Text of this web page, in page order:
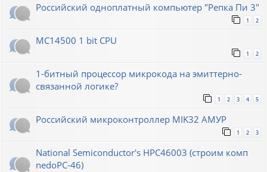
Российский одноплатный компьютер "Репка Пи 3"
1 2
MC14500 1 bit CPU
1 2
1-битный процессор микрокода на эмиттерно-
связанной логике?
1 2 3 4 5
Российский микроконтроллер MIK32 АМУР
1 2 3
National Semiconductor's HPC46003 (строим комп
nedoPC-46)